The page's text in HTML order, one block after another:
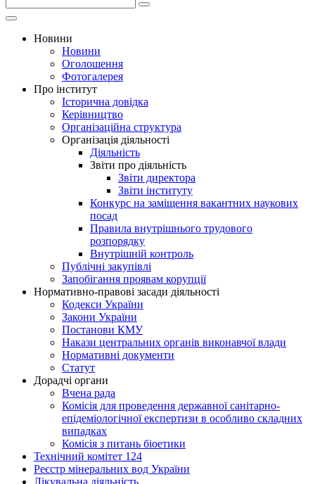
Новини
Новини
Оголошення
Фотогалерея
Про інститут
Історична довідка
Керівництво
Організаційна структура
Організація діяльності
Діяльність
Звіти про діяльність
Звіти директора
Звіти інституту
Конкурс на заміщення вакантних наукових
посад
Правила внутрішнього трудового
розпорядку
Внутрішній контроль
Публічні закупівлі
Запобігання проявам корупції
Нормативно-правові засади діяльності
Кодекси України
Закони України
Постанови КМУ
Накази центральних органів виконавчої влади
Нормативні документи
Статут
Дорадчі органи
Вчена рада
Комісія для проведення державної санітарно-
епідеміологічної експертизи в особливо складних
випадках
Комісія з питань біоетики
Технічний комітет 124
Реєстр мінеральних вод України
Лікувальна діяльність